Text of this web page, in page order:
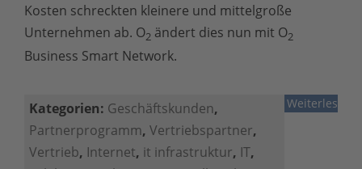
Kosten schreckten kleinere und mittelgroße
Unternehmen ab. O2 ändert dies nun mit O2
Business Smart Network.
Weiterlesen
Kategorien: Geschäftskunden,
Partnerprogramm, Vertriebspartner,
Vertrieb, Internet, it infrastruktur, IT,